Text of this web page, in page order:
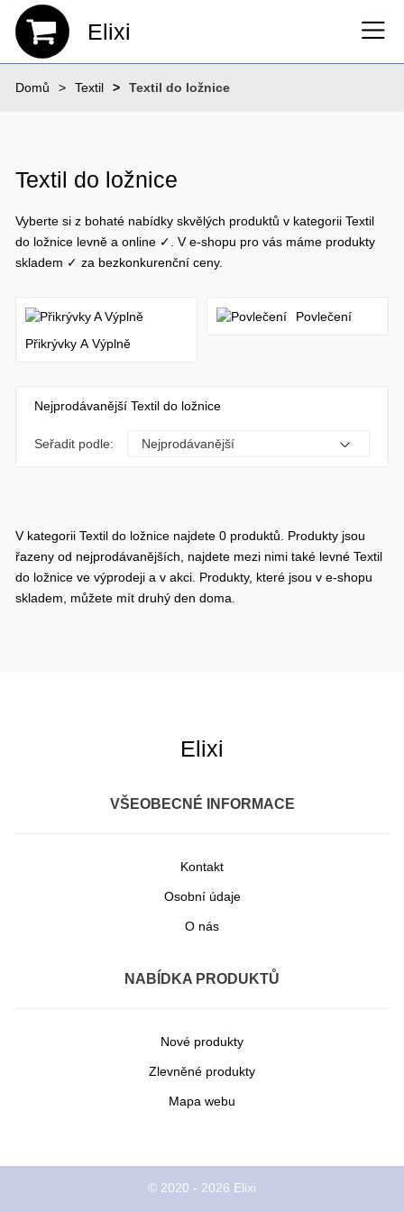
Elixi
Domů Textil Textil do ložnice
Textil do ložnice
Vyberte si z bohaté nabídky skvělých produktů v kategorii Textil
do ložnice levně a online ✓. V e-shopu pro vás máme produkty
skladem ✓ za bezkonkurenční ceny.
Přikrývky A Výplně
Povlečení
Nejprodávanější Textil do ložnice
Seřadit podle:
V kategorii Textil do ložnice najdete 0 produktů. Produkty jsou
řazeny od nejprodávanějších, najdete mezi nimi také levné Textil
do ložnice ve výprodeji a v akci. Produkty, které jsou v e-shopu
skladem, můžete mít druhý den doma.
Elixi
VŠEOBECNÉ INFORMACE
Kontakt
Osobní údaje
O nás
NABÍDKA PRODUKTŮ
Nové produkty
Zlevněné produkty
Mapa webu
© 2020 - 2026 Elixi